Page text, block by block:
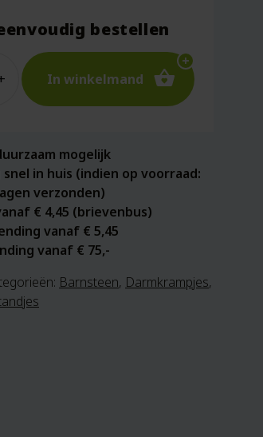
bestellen
In winkelmand
mogelijk
in huis (indien op voorraad:
verzonden)
€ 4,45 (brievenbus)
vanaf € 5,45
vanaf € 75,-
Barnsteen, Darmkrampjes,